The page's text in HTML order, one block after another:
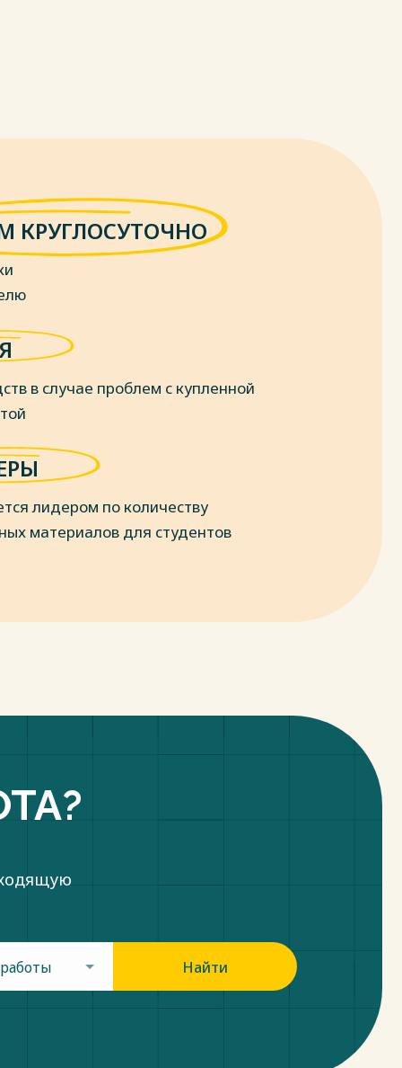
КРУГЛОСУТОЧНО
в случае проблем с купленной
лидером по количеству
материалов для студентов
Найти